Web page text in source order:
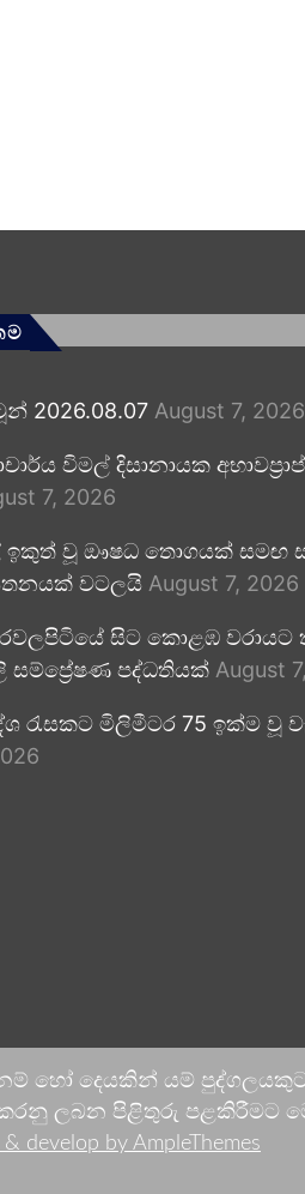
2026.08.07 August 7, 2026
විමල් දිසානායක
7, 2026
ඉකුත් වූ ඖෂධ තොගයක් සමඟ
වටලයි August 7, 2026
සිට කොළඹ වරායට
සම්ප්‍රේෂණ පද්ධතියක් August
රැසකට මිලිමීටර 75 ඉක්ම වූ
හෝ දෙයකින් යම්
ලබන පිළිතුරු පළකිරීමට මෙම
& develop by AmpleThemes